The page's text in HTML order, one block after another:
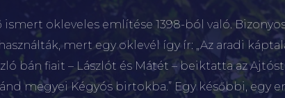
okleveles említése 1398-ból való.
mert egy oklevél így ír: „Az aradi
bán fiait – Lászlót és Mátét – beiktatta az
megyei Kégyós birtokba.” Egy későbbi, egy